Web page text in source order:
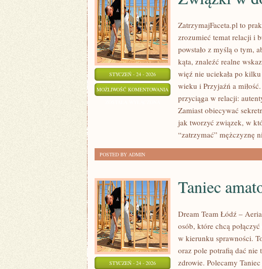
STYCZEŃ - 24 - 2026
MOŻLIWOŚĆ KOMENTOWANIA ZWIĄZKI
DOJRZAŁYM
WIEKU
ZatrzymajFaceta.pl to
zrozumieć temat relacji i
powstało z myślą o tym,
kąta, znaleźć realne
więź nie uciekała po
wieku i Przyjaźń a
przyciąga w relacji:
Zamiast obiecywać
jak tworzyć związek, w
“zatrzymać” mężczyznę
POSTED BY ADMIN
STYCZEŃ - 24 - 2026
Taniec
Dream Team Łódź –
osób, które chcą
w kierunku sprawności.
oraz pole potrafią dać nie
zdrowie. Polecamy